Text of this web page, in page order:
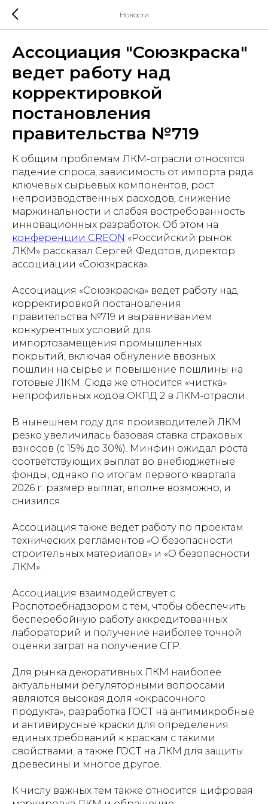
Новости
Ассоциация "Союзкраска"
ведет работу над
корректировкой
постановления
правительства №719
К общим проблемам ЛКМ-отрасли относятся
падение спроса, зависимость от импорта ряда
ключевых сырьевых компонентов, рост
непроизводственных расходов, снижение
маржинальности и слабая востребованность
инновационных разработок. Об этом на
конференции CREON «Российский рынок
ЛКМ» рассказал Сергей Федотов, директор
ассоциации «Союзкраска».
Ассоциация «Союзкраска» ведет работу над
корректировкой постановления
правительства №719 и выравниванием
конкурентных условий для
импортозамещения промышленных
покрытий, включая обнуление ввозных
пошлин на сырье и повышение пошлины на
готовые ЛКМ. Сюда же относится «чистка»
непрофильных кодов ОКПД 2 в ЛКМ-отрасли.
В нынешнем году для производителей ЛКМ
резко увеличилась базовая ставка страховых
взносов (с 15% до 30%). Минфин ожидал роста
соответствующих выплат во внебюджетные
фонды, однако по итогам первого квартала
2026 г. размер выплат, вполне возможно, и
снизился.
Ассоциация также ведет работу по проектам
технических регламентов «О безопасности
строительных материалов» и «О безопасности
ЛКМ».
Ассоциация взаимодействует с
Роспотребнадзором с тем, чтобы обеспечить
бесперебойную работу аккредитованных
лабораторий и получение наиболее точной
оценки затрат на получение СГР.
Для рынка декоративных ЛКМ наиболее
актуальными регуляторными вопросами
являются высокая доля «окрасочного
продукта», разработка ГОСТ на антимикробные
и антивирусные краски для определения
единых требований к краскам с такими
свойствами; а также ГОСТ на ЛКМ для защиты
древесины и многое другое.
К числу важных тем также относится цифровая